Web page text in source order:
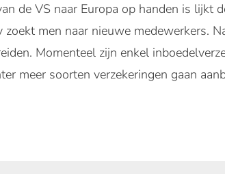
de VS naar Europa op handen is lijkt
men naar nieuwe medewerkers.
Momenteel zijn enkel
meer soorten verzekeringen gaan